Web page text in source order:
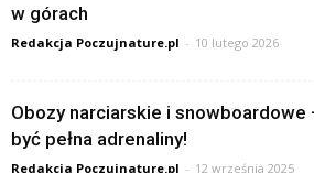
w górach
Redakcja Poczujnature.pl - 10 lutego 2026
Obozy narciarskie i
być pełna adrenaliny!
Redakcja Poczujnature.pl - 12 września 2025